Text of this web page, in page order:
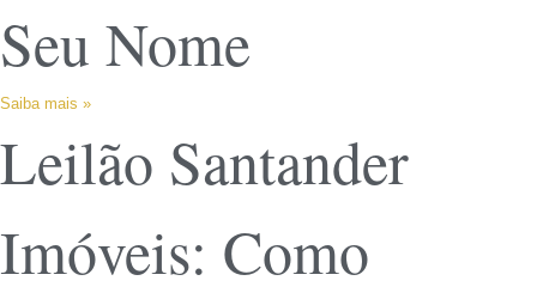
Seu Nome
Saiba mais »
Leilão Santander
Imóveis: Como